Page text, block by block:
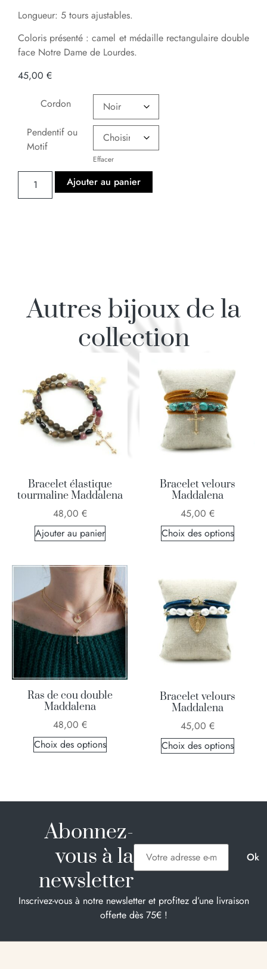
Longueur: 5 tours ajustables.
Coloris présenté : camel et médaille rectangulaire double
face Notre Dame de Lourdes.
45,00 €
Cordon
Pendentif ou
Motif
Effacer
Ajouter au panier
Autres bijoux de la
collection
Bracelet élastique
tourmaline Maddalena
48,00 €
Ajouter au panier
Bracelet velours
Maddalena
45,00 €
Choix des options
Ras de cou double
Maddalena
48,00 €
Choix des options
Bracelet velours
Maddalena
45,00 €
Choix des options
Abonnez-
vous à la
newsletter
Inscrivez-vous à notre newsletter et profitez d’une livraison
offerte dès 75€ !